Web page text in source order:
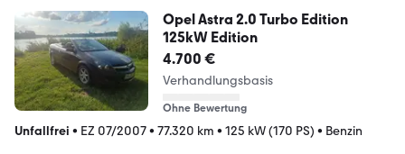
Opel Astra 2.0 Turbo Edition
125kW Edition
4.700 €
Verhandlungsbasis
Ohne Bewertung
Unfallfrei • EZ 07/2007• 77.320 km • 125 kW (170 PS) • Benzin